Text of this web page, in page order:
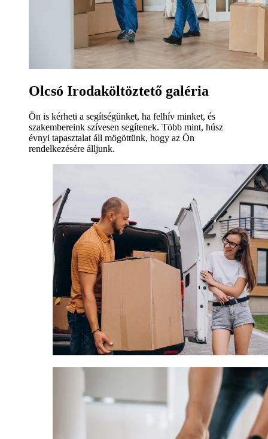
Olcsó Irodaköltöztető galéria
Ön is kérheti a segítségünket, ha felhív minket, és
szakembereink szívesen segítenek. Több mint, húsz
évnyi tapasztalat áll mögöttünk, hogy az Ön
rendelkezésére álljunk.